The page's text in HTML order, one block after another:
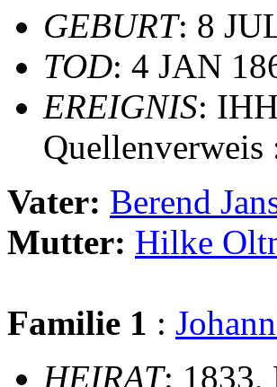
GEBURT: 8
TOD: 4 JAN
EREIGNIS:
Quellenverweis
Vater: Berend
Mutter: Hilke
Familie 1 :
HEIRAT: 1833,